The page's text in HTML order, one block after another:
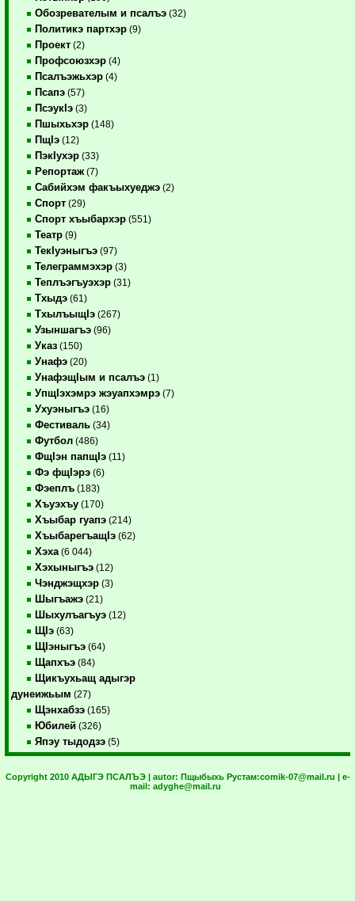
Обозревателым и псалъэ (32)
Политикэ партхэр (9)
Проект (2)
Профсоюзхэр (4)
Псалъэжьхэр (4)
Псапэ (57)
ПсэукIэ (3)
Пшыхьхэр (148)
ПщIэ (12)
ПэкIухэр (33)
Репортаж (7)
Сабийхэм факъыхуеджэ (2)
Спорт (29)
Спорт хъыбархэр (551)
Театр (9)
ТекIуэныгъэ (97)
Телеграммэхэр (3)
Теплъэгъуэхэр (31)
Тхыдэ (61)
ТхылъыщIэ (267)
Узыншагъэ (96)
Указ (150)
Унафэ (20)
УнафэщIым и псалъэ (1)
УпщIэхэмрэ жэуапхэмрэ (7)
Ухуэныгъэ (16)
Фестиваль (34)
Футбол (486)
ФщIэн папщIэ (11)
Фэ фщIэрэ (6)
Фэеплъ (183)
Хъуэхъу (170)
Хъыбар гуапэ (214)
ХъыбарегъащIэ (62)
Хэха (6 044)
Хэхыныгъэ (12)
Чэнджэщхэр (3)
Шыгъажэ (21)
Шыхулъагъуэ (12)
ЩIэ (63)
ЩIэныгъэ (64)
Щапхъэ (84)
Щикъухьащ адыгэр
дунеижьым (27)
Щэнхабзэ (165)
Юбилей (326)
Япэу тыдодзэ (5)
Copyright 2010 АДЫГЭ ПСАЛЪЭ | autor: Пщыбыхь Рустам:comik-07@mail.ru | e-
mail: adyghe@mail.ru